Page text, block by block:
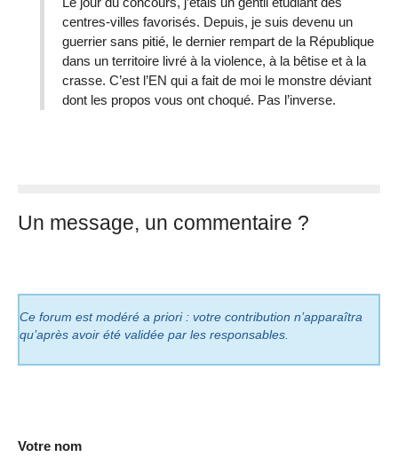
centres-villes favorisés. Depuis, je suis devenu un
guerrier sans pitié, le dernier rempart de la République
dans un territoire livré à la violence, à la bêtise et à la
crasse. C’est l’EN qui a fait de moi le monstre déviant
dont les propos vous ont choqué. Pas l’inverse.
Un message, un commentaire ?
Ce forum est modéré a priori : votre contribution n’apparaîtra
qu’après avoir été validée par les responsables.
Votre nom